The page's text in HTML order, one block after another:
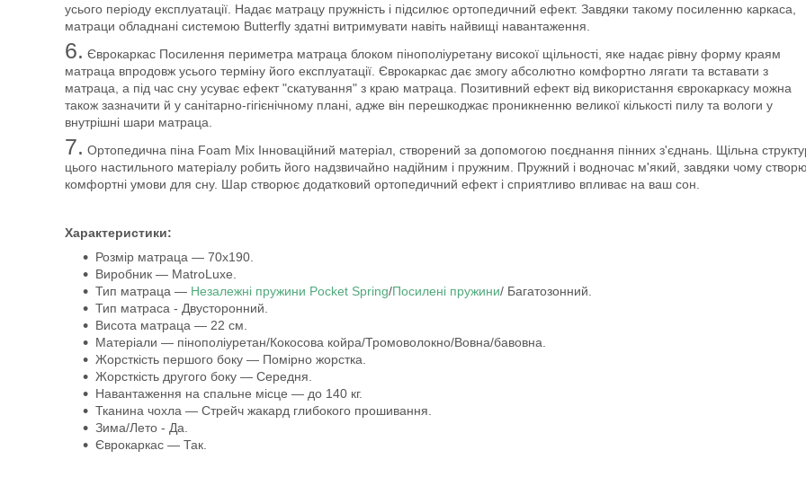
усього періоду експлуатації. Надає матрацу пружність і підсилює ортопедичний ефект. Завдяки такому посиленню каркаса,
матраци обладнані системою Butterfly здатні витримувати навіть найвищі навантаження.
6. Єврокаркас Посилення периметра матраца блоком пінополіуретану високої щільності, яке надає рівну форму краям
матраца впродовж усього терміну його експлуатації. Єврокаркас дає змогу абсолютно комфортно лягати та вставати з
матраца, а під час сну усуває ефект "скатування" з краю матраца. Позитивний ефект від використання єврокаркасу можна
також зазначити й у санітарно-гігієнічному плані, адже він перешкоджає проникненню великої кількості пилу та вологи у
внутрішні шари матраца.
7. Ортопедична піна Foam Mix Інноваційний матеріал, створений за допомогою поєднання пінних з'єднань. Щільна
цього настильного матеріалу робить його надзвичайно надійним і пружним. Пружний і водночас м'який, завдяки чому
комфортні умови для сну. Шар створює додатковий ортопедичний ефект і сприятливо впливає на ваш сон.
Характеристики:
Розмір матраца — 70х190.
Виробник — MatroLuxe.
Тип матраца — Незалежні пружини Pocket Spring/Посилені пружини/ Багатозонний.
Тип матраса - Двусторонний.
Висота матраца — 22 см.
Матеріали — пінополіуретан/Кокосова койра/Тромоволокно/Вовна/бавовна.
Жорсткість першого боку — Помірно жорстка.
Жорсткість другого боку — Середня.
Навантаження на спальне місце — до 140 кг.
Тканина чохла — Стрейч жакард глибокого прошивання.
Зима/Лето - Да.
Єврокаркас — Так.